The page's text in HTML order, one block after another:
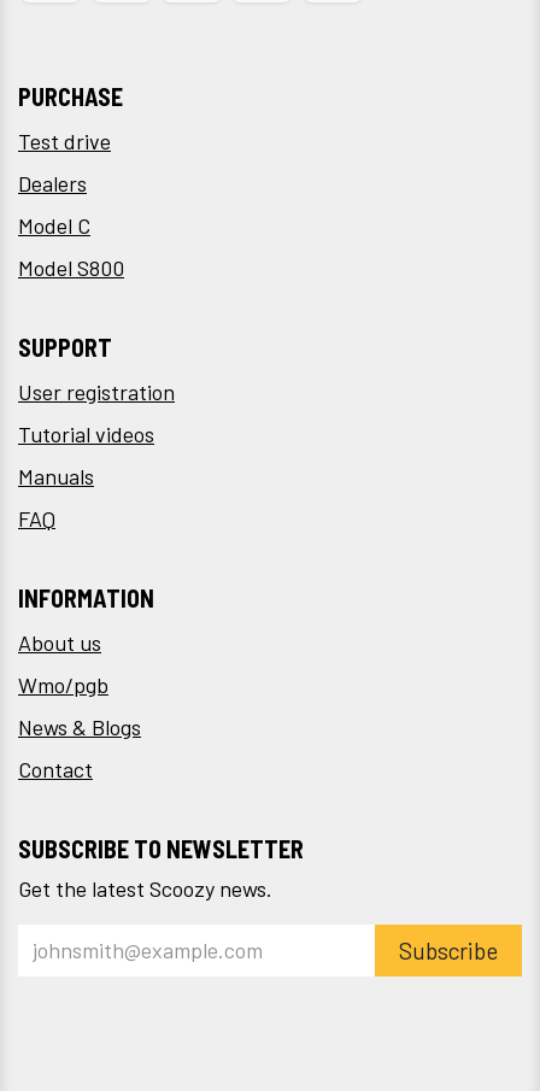
PURCHASE
Test drive
Dealers
Model C
Model S800
SUPPORT
User registration
Tutorial videos
Manuals
FAQ
INFORMATION
About us
Wmo/pgb
News & Blogs
Contact
SUBSCRIBE TO NEWSLETTER
Get the latest Scoozy news.
Subscribe